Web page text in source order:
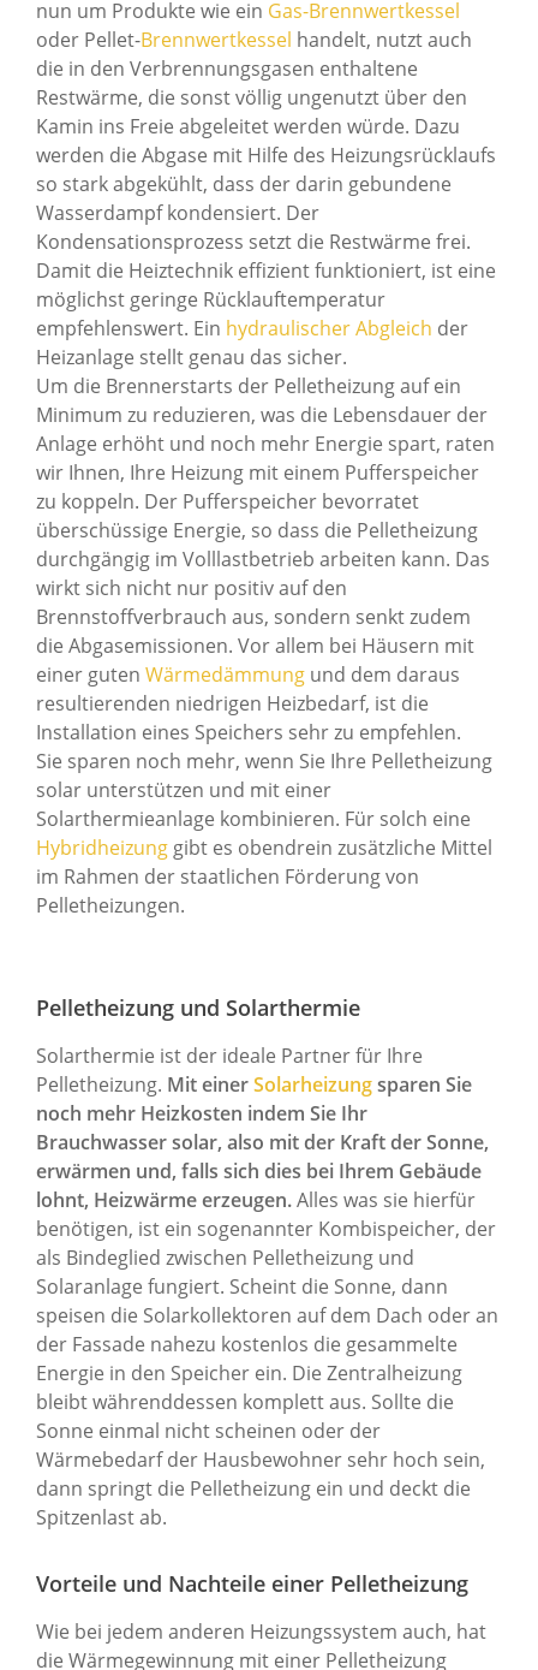
nun um Produkte wie ein Gas-Brennwertkessel
oder Pellet-Brennwertkessel handelt, nutzt auch
die in den Verbrennungsgasen enthaltene
Restwärme, die sonst völlig ungenutzt über den
Kamin ins Freie abgeleitet werden würde. Dazu
werden die Abgase mit Hilfe des Heizungsrücklaufs
so stark abgekühlt, dass der darin gebundene
Wasserdampf kondensiert. Der
Kondensationsprozess setzt die Restwärme frei.
Damit die Heiztechnik effizient funktioniert, ist eine
möglichst geringe Rücklauftemperatur
empfehlenswert. Ein hydraulischer Abgleich der
Heizanlage stellt genau das sicher.
Um die Brennerstarts der Pelletheizung auf ein
Minimum zu reduzieren, was die Lebensdauer der
Anlage erhöht und noch mehr Energie spart, raten
wir Ihnen, Ihre Heizung mit einem Pufferspeicher
zu koppeln. Der Pufferspeicher bevorratet
überschüssige Energie, so dass die Pelletheizung
durchgängig im Volllastbetrieb arbeiten kann. Das
wirkt sich nicht nur positiv auf den
Brennstoffverbrauch aus, sondern senkt zudem
die Abgasemissionen. Vor allem bei Häusern mit
einer guten Wärmedämmung und dem daraus
resultierenden niedrigen Heizbedarf, ist die
Installation eines Speichers sehr zu empfehlen.
Sie sparen noch mehr, wenn Sie Ihre Pelletheizung
solar unterstützen und mit einer
Solarthermieanlage kombinieren. Für solch eine
Hybridheizung gibt es obendrein zusätzliche Mittel
im Rahmen der staatlichen Förderung von
Pelletheizungen.
Pelletheizung und Solarthermie
Solarthermie ist der ideale Partner für Ihre
Pelletheizung. Mit einerSolarheizungsparen Sie
noch mehr Heizkosten indem Sie Ihr
Brauchwasser solar, also mit der Kraft der Sonne,
erwärmen und, falls sich dies bei Ihrem Gebäude
lohnt, Heizwärme erzeugen.Alles was sie hierfür
benötigen, ist ein sogenannter Kombispeicher, der
als Bindeglied zwischen Pelletheizung und
Solaranlage fungiert. Scheint die Sonne, dann
speisen die Solarkollektoren auf dem Dach oder an
der Fassade nahezu kostenlos die gesammelte
Energie in den Speicher ein. Die Zentralheizung
bleibt währenddessen komplett aus. Sollte die
Sonne einmal nicht scheinen oder der
Wärmebedarf der Hausbewohner sehr hoch sein,
dann springt die Pelletheizung ein und deckt die
Spitzenlast ab.
Vorteile und Nachteile einer Pelletheizung
Wie bei jedem anderen Heizungssystem auch, hat
die Wärmegewinnung mit einer Pelletheizung